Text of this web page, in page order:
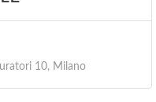
10, Milano